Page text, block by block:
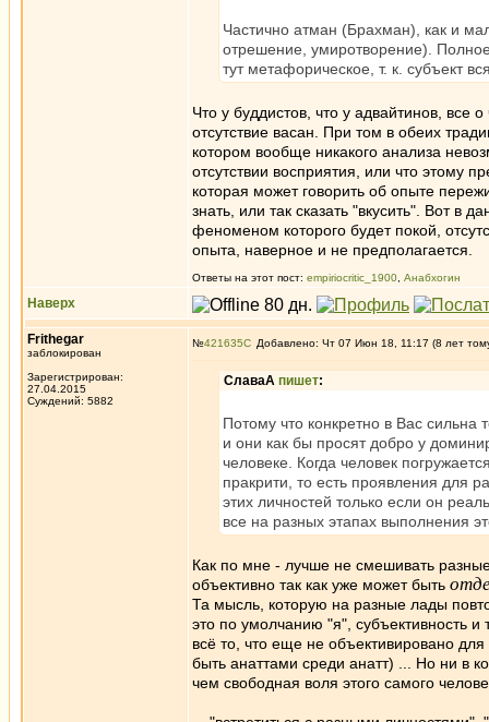
Частично атман (Брахман), как и
отрешение, умиротворение).
тут метафорическое, т. к. субъект
Что у буддистов, что у адвайтинов, все
отсутствие васан. При том в обеих
котором вообще никакого анализа
отсутствии восприятия, или что этому
которая может говорить об опыте
знать, или так сказать "вкусить". Вот в
феноменом которого будет покой,
опыта, наверное и не предполагается.
Ответы на этот пост: empiriocritic_1900 Анабхогин
Наверх
Frithegar
заблокирован
Зарегистрирован:
27.04.2015
Суждений: 5882
№421635 Добавлено: Чт 07 Июн 18, 11:17 (8 лет
СлаваА пишет:
Потому что конкретно в Вас
и они как бы просят добро у
человеке. Когда человек
пракрити, то есть проявления для
этих личностей только если он
все на разных этапах выполнения
Как по мне - лучше не смешивать
объективно так как уже может быть
Та мысль, которую на разные лады
это по умолчанию "я", субъективность и
всё то, что еще не объективировано
быть анаттами среди анатт) ... Но ни в
чем свободная воля этого самого